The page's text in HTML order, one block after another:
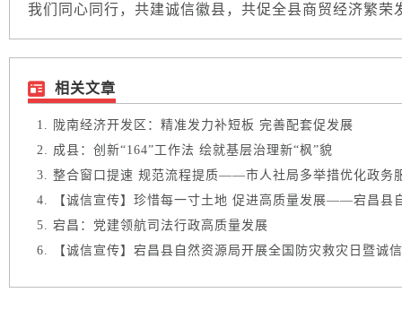
我们同心同行，共建诚信徽县，共促全县商贸经济繁荣
相关文章
陇南经济开发区：精准发力补短板 完善配套促发展
成县：创新“164”工作法 绘就基层治理新“枫”貌
整合窗口提速 规范流程提质——市人社局多举措优化政务
【诚信宣传】珍惜每一寸土地 促进高质量发展——宕昌县
宕昌：党建领航司法行政高质量发展
【诚信宣传】宕昌县自然资源局开展全国防灾救灾日暨诚